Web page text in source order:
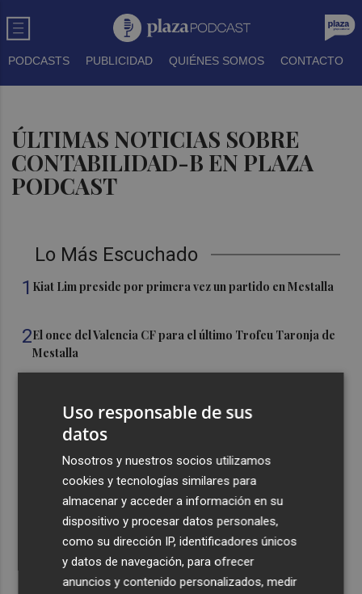
PODCASTS PUBLICIDAD QUIÉNES SOMOS CONTACTO
ÚLTIMAS NOTICIAS SOBRE
CONTABILIDAD-B EN PLAZA
PODCAST
Lo Más Escuchado
1 Kiat Lim preside por primera vez un partido en Mestalla
2El once del Valencia CF para el último Trofeu Taronja de
Mestalla
el día del eclipse
queremos ver en la Liga”
Ocho helicópteros, un avión y más de 100 brigadas se
movilizan en Moratalla por un incendio forestal
Uso responsable de sus
datos
Nosotros y nuestros socios utilizamos
cookies y tecnologías similares para
almacenar y acceder a información en su
dispositivo y procesar datos personales,
como su dirección IP, identificadores únicos
y datos de navegación, para ofrecer
anuncios y contenido personalizados, medir